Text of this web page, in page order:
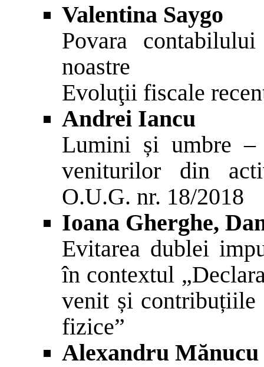
Valentina Saygo
Povara
noastre
Evoluţii fiscale
Andrei Iancu
Lumini și umbre –
veniturilor din
O.U.G. nr. 18/2018
Ioana Gherghe,
Evitarea dublei
în contextul
venit și contribuțiile
fizice”
Alexandru Mănucu